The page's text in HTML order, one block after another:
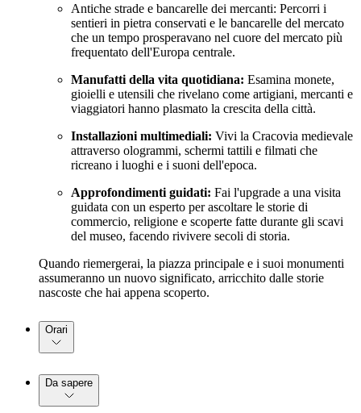
Antiche strade e bancarelle dei mercanti: Percorri i
sentieri in pietra conservati e le bancarelle del mercato
che un tempo prosperavano nel cuore del mercato più
frequentato dell'Europa centrale.
Manufatti della vita quotidiana: Esamina monete,
gioielli e utensili che rivelano come artigiani, mercanti e
viaggiatori hanno plasmato la crescita della città.
Installazioni multimediali: Vivi la Cracovia medievale
attraverso ologrammi, schermi tattili e filmati che
ricreano i luoghi e i suoni dell'epoca.
Approfondimenti guidati: Fai l'upgrade a una visita
guidata con un esperto per ascoltare le storie di
commercio, religione e scoperte fatte durante gli scavi
del museo, facendo rivivere secoli di storia.
Quando riemergerai, la piazza principale e i suoi monumenti
assumeranno un nuovo significato, arricchito dalle storie
nascoste che hai appena scoperto.
Orari
Da sapere